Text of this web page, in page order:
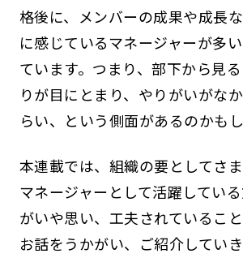
格後に、メンバーの成果や成長
に感じているマネージャーが多
ています。つまり、部下から見
りが目にとまり、やりがいがな
らい、という側面があるのかもし
本連載では、組織の要としてさ
マネージャーとして活躍してい
がいや思い、工夫されているこ
お話をうかがい、ご紹介していき